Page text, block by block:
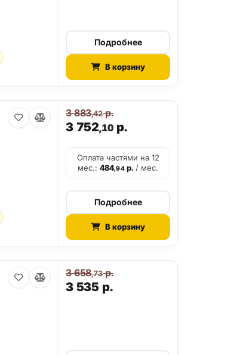
Подробнее
В корзину
3 752,10 р.
3 883,42р.
Оплата частями на 12
мес.:484,94р./ мес.
Подробнее
В корзину
3 535 р.
3 658,73р.